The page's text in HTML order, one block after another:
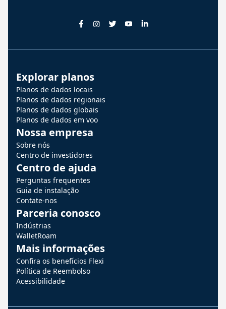
Explorar planos
Planos de dados locais
Planos de dados regionais
Planos de dados globais
Planos de dados em voo
Nossa empresa
Sobre nós
Centro de investidores
Centro de ajuda
Perguntas frequentes
Guia de instalação
Contate-nos
Parceria conosco
Indústrias
WalletRoam
Mais informações
Confira os benefícios Flexi
Política de Reembolso
Acessibilidade